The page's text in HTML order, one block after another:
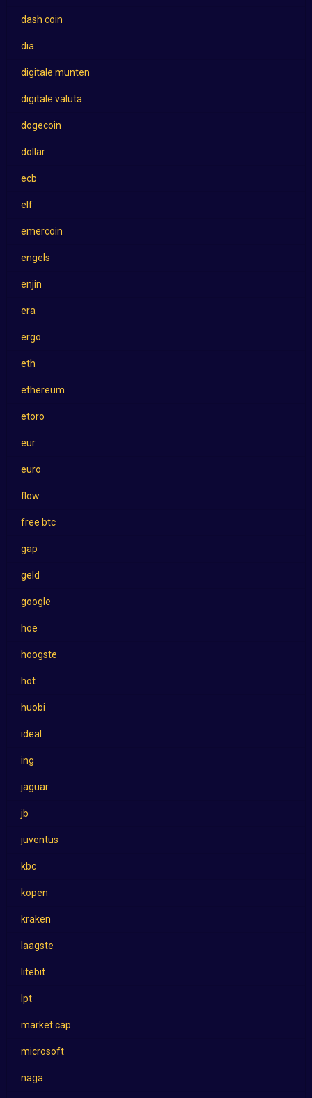
dash coin
dia
digitale munten
digitale valuta
dogecoin
dollar
ecb
elf
emercoin
engels
enjin
era
ergo
eth
ethereum
etoro
eur
euro
flow
free btc
gap
geld
google
hoe
hoogste
hot
huobi
ideal
ing
jaguar
jb
juventus
kbc
kopen
kraken
laagste
litebit
lpt
market cap
microsoft
naga